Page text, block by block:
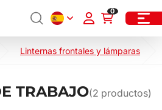
0
Linternas frontales y lámparas
TRABAJO(2 productos)